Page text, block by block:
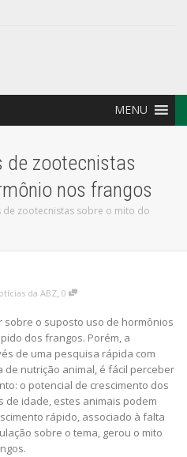
MENU
de zootecnistas
nos frangos
de zootecnistas sobre o mito do
da ABZ, 0
o suposto uso de hormônios
dos frangos. Porém, a
de uma pesquisa rápida com
nutrição animal, é fácil perceber
o potencial de crescimento dos
de idade, estes animais podem
rápido, associado à falta
sobre o tema, gerou o mito